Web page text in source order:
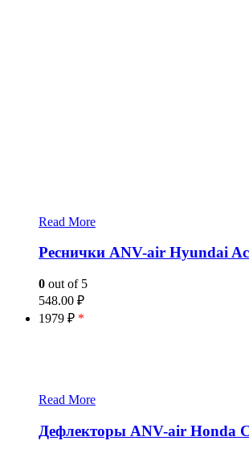
Read More
Реснички ANV-air Hyundai
0 out of 5
548.00 ₽
1979 ₽ *
Read More
Дефлекторы ANV-air Honda